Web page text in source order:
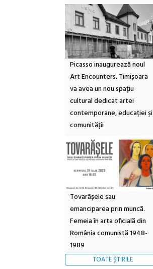
Picasso inaugurează noul
Art Encounters. Timișoara
va avea un nou spațiu
cultural dedicat artei
contemporane, educației și
comunității
Tovarășele sau
emanciparea prin muncă.
Femeia în arta oficială din
România comunistă 1948-
1989
TOATE ȘTIRILE